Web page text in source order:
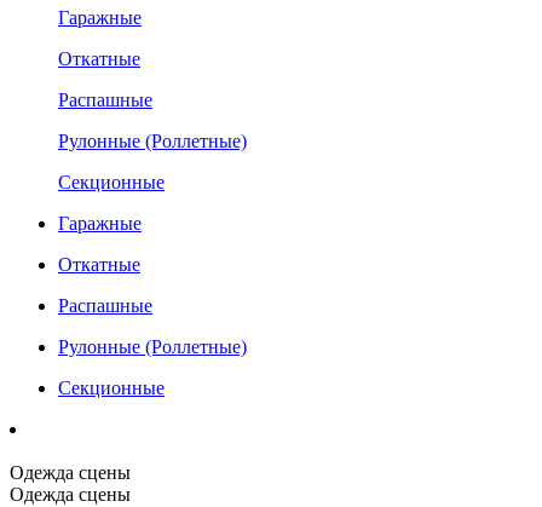
Гаражные
Откатные
Распашные
Рулонные (Роллетные)
Секционные
Гаражные
Откатные
Распашные
Рулонные (Роллетные)
Секционные
Одежда сцены
Одежда сцены